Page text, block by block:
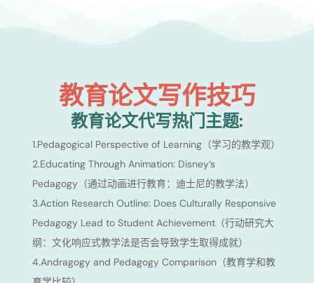
教育论文写作技巧
教育论文代写热门主题:
1.Pedagogical Perspective of Learning（学习的教学观）
2.Educating Through Animation: Disney’s
Pedagogy（通过动画进行教育：迪士尼的教学法）
3.Action Research Outline: Does Culturally Responsive
Pedagogy Lead to Student Achievement（行动研究大
纲：文化响应式教学法是否会导致学生取得成就）
4.Andragogy and Pedagogy Comparison（教育学和教